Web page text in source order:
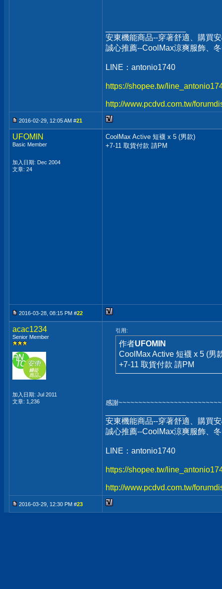
安東機能商品--穿著舒適、購買
誠心推薦--CoolMax涼爽服飾、
LINE：antonio1740
https://shopee.tw/
http://www.pcdvd.com.tw/
2016-02-29, 12:05 AM #21
UFOMIN
Basic Member
加入日期: Dec 2004
文章: 24
CoolMax Active 短襪 x 5 (男款)
+7-11 取貨付款 請PM
2016-03-28, 08:15 PM #22
acac1234
Senior Member
加入日期: Jul 2011
文章: 1,236
引用:
作者UFOMIN
CoolMax Active 短襪 x 5 (男
+7-11 取貨付款 請PM
感謝
安東機能商品--穿著舒適、購買
誠心推薦--CoolMax涼爽服飾、
LINE：antonio1740
https://shopee.tw/
http://www.pcdvd.com.tw/
2016-03-29, 12:30 PM #23